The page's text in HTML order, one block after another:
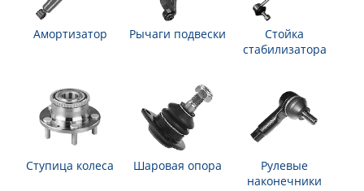
Амортизатор Рычаги подвески
Стойка
стабилизатора
Ступица колеса Шаровая опора
Рулевые
наконечники